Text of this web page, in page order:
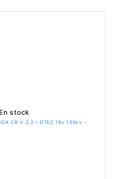
stock
CR-V 2.2 i-DTEC 16v 150cv -